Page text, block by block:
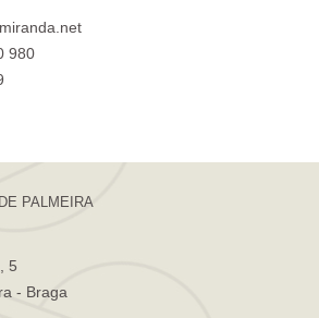
980
PALMEIRA
5
- Braga